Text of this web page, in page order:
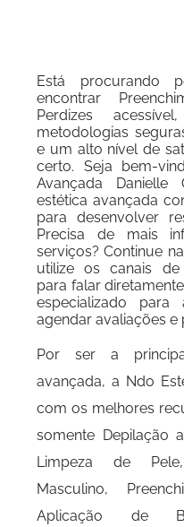
Está procurando
encontrar
Perdizes
metodologias
e um alto nível de
certo. Seja bem-
Avançada
estética avançada
para desenvolver
Precisa de mais
serviços? Continue
utilize os canais de
para falar
especializado
agendar avaliações e
Por ser a
avançada, a Ndo
com os melhores
somente Depilação
Limpeza de
Masculino,
Aplicação de